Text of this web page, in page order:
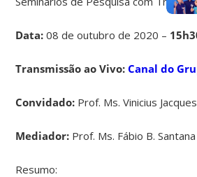
Data: 08 de outubro de 2020 –
Transmissão ao Vivo: Canal do
Convidado: Prof. Ms. Vinicius
Mediador: Prof. Ms. Fábio B.
Resumo: